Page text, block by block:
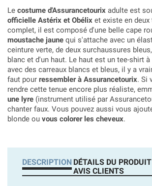
Le costume d'Assurancetourix adulte est
officielle Astérix et Obélix et existe en
complet, il est composé d'une belle cape
moustache jaune qui s'attache avec un
ceinture verte, de deux surchaussures
blanc et d'un haut. Le haut est un tee-shirt
avec des carreaux blancs et bleus, il y a
faut pour ressembler à Assurancetourix. Si
rendre cette tenue encore plus réaliste,
une lyre (instrument utilisé par
chanter faux. Vous pouvez aussi vous
blonde ou vous colorer les cheveux.
DESCRIPTION DÉTAILS DU PRODUIT
AVIS CLIENTS